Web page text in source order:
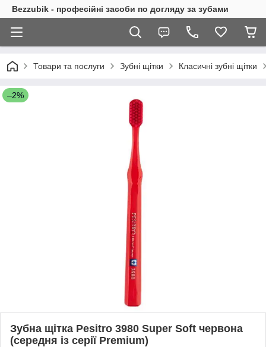
Bezzubik - професійні засоби по догляду за зубами
Товари та послуги Зубні щітки Класичні зубні щітки
–2%
Зубна щітка Pesitro 3980 Super Soft червона
(середня із серії Premium)